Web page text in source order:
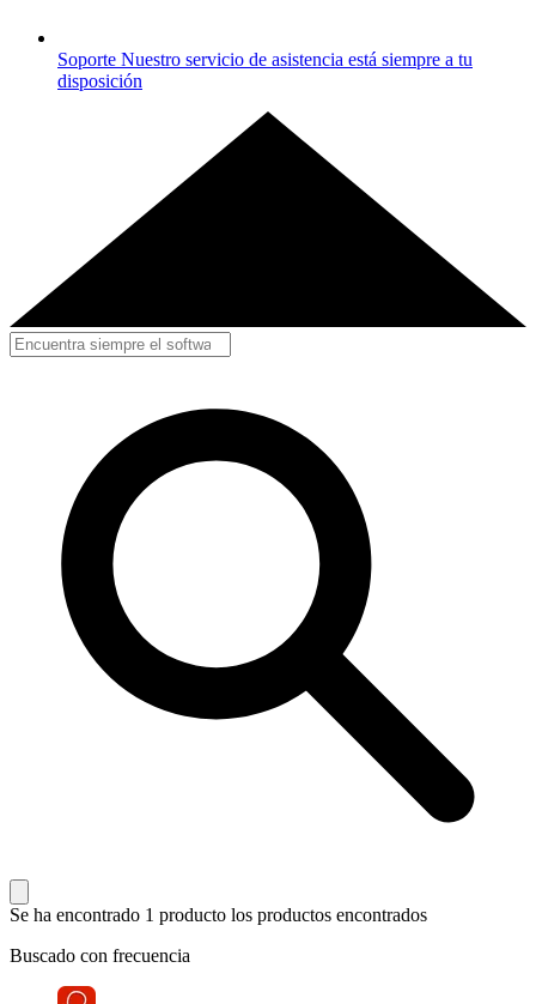
Soporte Nuestro servicio de asistencia está siempre a tu
disposición
Se ha encontrado 1 producto los productos encontrados
Buscado con frecuencia